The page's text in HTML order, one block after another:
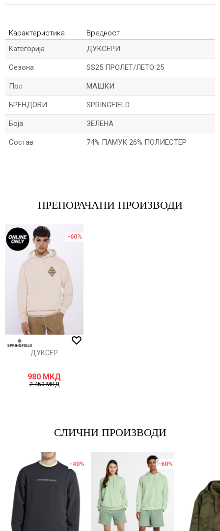
Карактеристика
Вредност
Kатегорија
ДУКСЕРИ
Сезона SS25 ПРОЛЕТ/ЛЕТО 25
Пол МАШКИ
БРЕНДОВИ SPRINGFIELD
Боја ЗЕЛЕНА
Состав 74% ПАМУК 26% ПОЛИЕСТЕР
ПРЕПОРАЧАНИ ПРОИЗВОДИ
-60%
ДУКСЕР
980 МКД
2.450МКД
СЛИЧНИ ПРОИЗВОДИ
-40% -60%